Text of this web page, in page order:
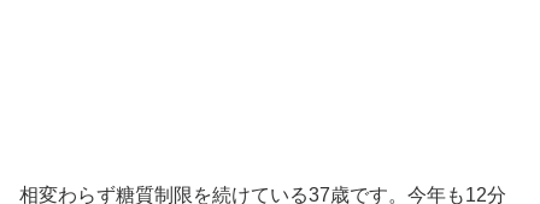
相変わらず糖質制限を続けている37歳です。今年も12分